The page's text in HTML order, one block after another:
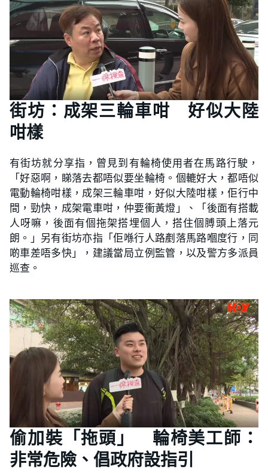
街坊：成架三輪車咁 好似大陸
咁樣
有街坊就分享指，曾見到有輪椅使用者在馬路行駛，
「好惡啊，睇落去都唔似要坐輪椅。個轆好大，都唔似
電動輪椅咁樣，成架三輪車咁，好似大陸咁樣，佢行中
間，勁快，成架電車咁，仲要衝黃燈」、「後面有搭載
人呀嘛，後面有個拖架搭埋個人，搭住個膊頭上落元
朗。」另有街坊亦指「佢喺行人路剷落馬路嗰度行，同
啲車差唔多快」，建議當局立例監管，以及警方多派員
巡查。
偷加裝「拖頭」 輪椅美工師：
非常危險、倡政府設指引